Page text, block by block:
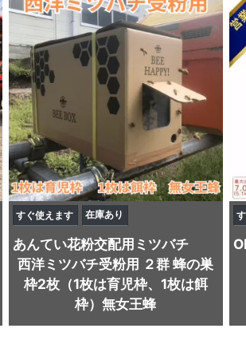
すぐ使えます 在庫あり
あんてい花粉交配用ミツバチ
西洋ミツバチ受粉用 ２群 蜂の巣
枠2枚（1枚は育児枠、1枚は餌
枠）無女王蜂